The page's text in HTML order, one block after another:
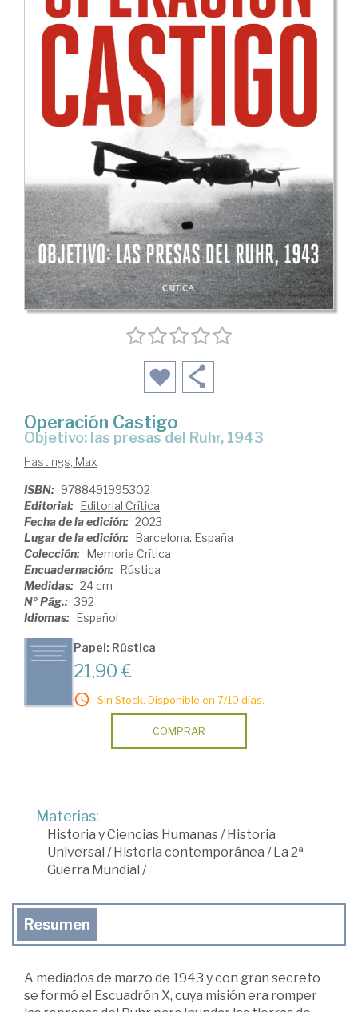
Operación Castigo
Objetivo: las presas del Ruhr, 1943
Hastings, Max
ISBN: 9788491995302
Editorial: Editorial Crítica
Fecha de la edición: 2023
Lugar de la edición: Barcelona. España
Colección: Memoria Crítica
Encuadernación: Rústica
Medidas: 24 cm
Nº Pág.: 392
Idiomas: Español
Papel: Rústica
21,90 €
Sin Stock. Disponible en 7/10 días.
COMPRAR
Materias:
Historia y Ciencias Humanas/Historia
Universal /Historia contemporánea /La 2ª
Guerra Mundial /
Resumen
A mediados de marzo de 1943 y con gran secreto
se formó el Escuadrón X, cuya misión era romper